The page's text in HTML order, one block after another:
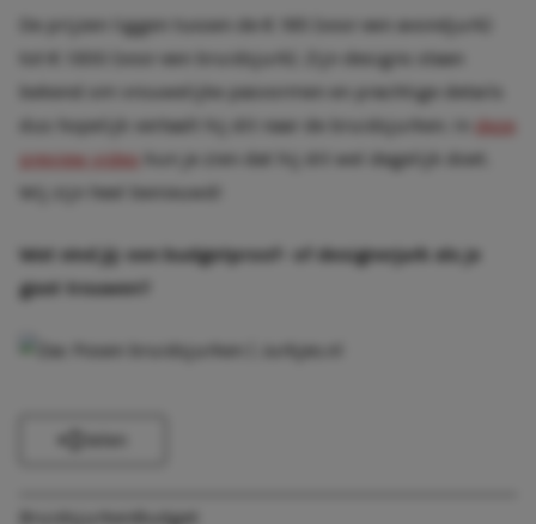
De prijzen liggen tussen de € 195 (voor een avondjurk)
tot € 1300 (voor een bruidsjurk). Zijn designs staan
bekend om vrouwelijke pasvormen en prachtige details
dus hopelijk vertaalt hij dit naar de bruidsjurken. In
deze
preview video
kun je zien dat hij dit wel degelijk doet.
Wij zijn heel benieuwd!
Wat vind jij: een budgetproof- of designerjurk als je
gaat trouwen?
Budget